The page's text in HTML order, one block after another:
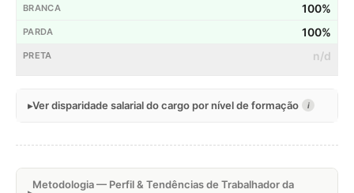
100%
100%
n/d
Ver disparidade salarial do cargo por nível de formação i
Metodologia — Perfil & Tendências de Trabalhador da